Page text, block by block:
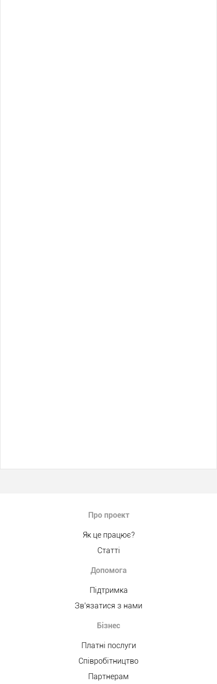
Про проект
Як це працює?
Статті
Допомога
Підтримка
Зв'язатися з нами
Бізнес
Платні послуги
Співробітництво
Партнерам